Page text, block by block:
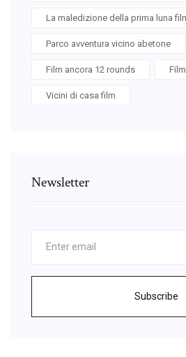
La maledizione della prima luna
Parco avventura vicino abetone
Film ancora 12 rounds
Vicini di casa film
Newsletter
Subscribe